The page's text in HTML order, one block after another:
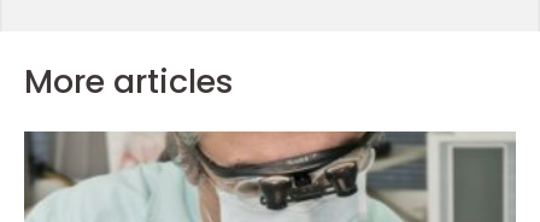
More articles